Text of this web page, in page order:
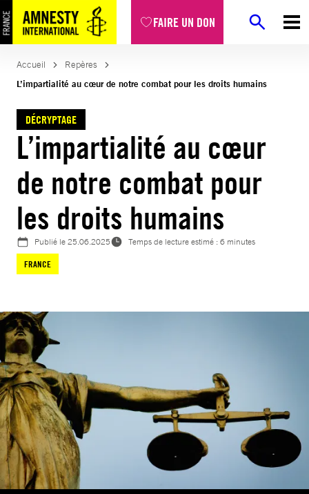
FAIRE UN DON
Aller
au
contenu
Accueil
Repères
L’impartialité au cœur de notre combat pour les droits humains
DÉCRYPTAGE
L’impartialité au cœur
de notre combat pour
les droits humains
Publié le25.06.2025
Temps de lecture estimé : 6 minutes
FRANCE